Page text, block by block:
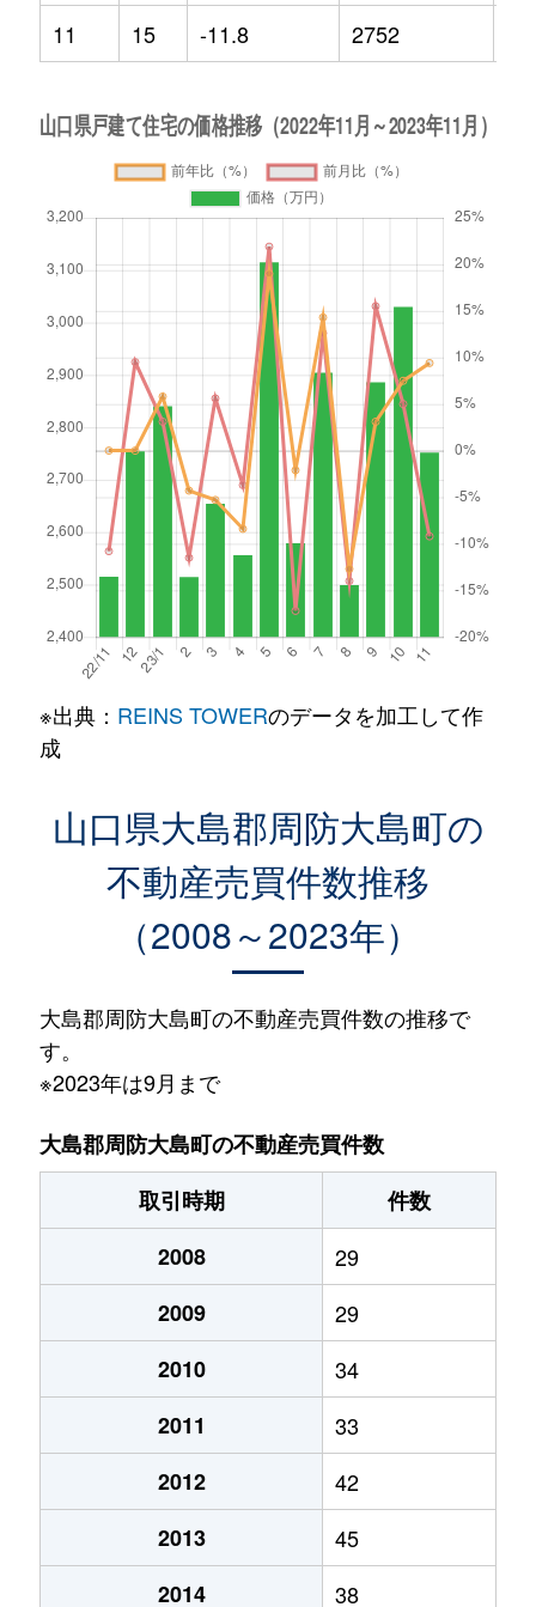
11
15 -11.8 2752
※出典： REINS TOWERのデータを加工して作
成
山口県大島郡周防大島町の
不動産売買件数推移
（2008～2023年）
大島郡周防大島町の不動産売買件数の推移で
す。
※2023年は9月まで
大島郡周防大島町の不動産売買件数
取引時期
件数
2008
29
2009
29
2010
34
2011
33
2012
42
2013
45
2014
38